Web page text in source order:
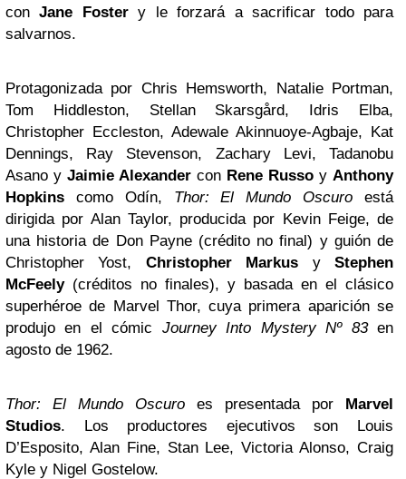
conJane Fostery le forzará a sacrificar todo para
salvarnos.
Protagonizada por Chris Hemsworth, Natalie Portman,
Tom Hiddleston, Stellan Skarsgård, Idris Elba,
Christopher Eccleston, Adewale Akinnuoye-Agbaje, Kat
Dennings, Ray Stevenson, Zachary Levi, Tadanobu
Asano y Jaimie Alexander con Rene Russo y Anthony
Hopkins como Odín, Thor: El Mundo Oscuro está
dirigida por Alan Taylor, producida por Kevin Feige, de
una historia de Don Payne (crédito no final) y guión de
Christopher Yost, Christopher Markus yStephen
McFeely(créditos no finales), y basada en el clásico
superhéroe de Marvel Thor, cuya primera aparición se
produjo en el cómic Journey Into Mystery Nº 83en
agosto de 1962.
Thor: El Mundo Oscuro es presentada por Marvel
Studios. Los productores ejecutivos son Louis
D’Esposito, Alan Fine, Stan Lee, Victoria Alonso, Craig
Kyle y Nigel Gostelow.